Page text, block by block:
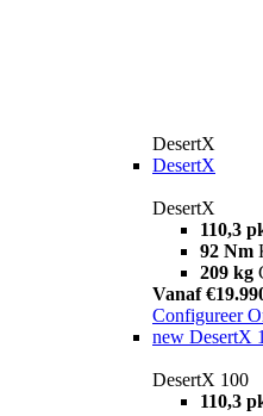
DesertX
DesertX
DesertX
110,3
92 Nm
209 kg
Vanaf
Configureer
new DesertX
DesertX 100
110,3